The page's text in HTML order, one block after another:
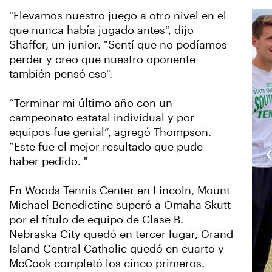
"Elevamos nuestro juego a otro nivel en el
que nunca había jugado antes", dijo
Shaffer, un junior. "Sentí que no podíamos
perder y creo que nuestro oponente
también pensó eso".
“Terminar mi último año con un
campeonato estatal individual y por
equipos fue genial”, agregó Thompson.
“Este fue el mejor resultado que pude
haber pedido. "
En Woods Tennis Center en Lincoln, Mount
Michael Benedictine superó a Omaha Skutt
por el título de equipo de Clase B.
Nebraska City quedó en tercer lugar, Grand
Island Central Catholic quedó en cuarto y
McCook completó los cinco primeros.